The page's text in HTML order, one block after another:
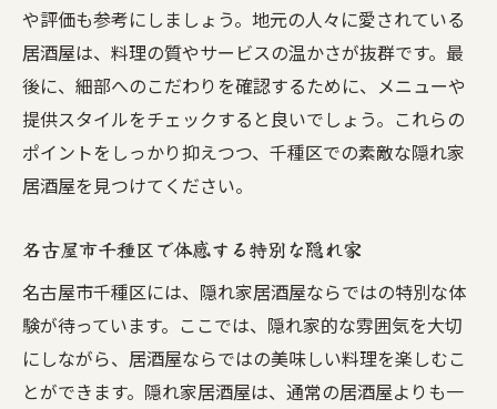
や評価も参考にしましょう。地元の人々に愛されている
居酒屋は、料理の質やサービスの温かさが抜群です。最
後に、細部へのこだわりを確認するために、メニューや
提供スタイルをチェックすると良いでしょう。これらの
ポイントをしっかり抑えつつ、千種区での素敵な隠れ家
居酒屋を見つけてください。
名古屋市千種区で体感する特別な隠れ家
名古屋市千種区には、隠れ家居酒屋ならではの特別な体
験が待っています。ここでは、隠れ家的な雰囲気を大切
にしながら、居酒屋ならではの美味しい料理を楽しむこ
とができます。隠れ家居酒屋は、通常の居酒屋よりも一